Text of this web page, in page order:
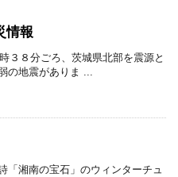
情報
３８分ごろ、茨城県北部を震源と
の地震がありま ...
「湘南の宝石」のウィンターチュ